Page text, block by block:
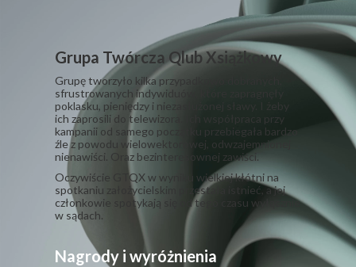
Grupa Twórcza Qlub Xsiążkowy
Grupę tworzyło kilka przypadkowo dobranych,
sfrustrowanych indywiduów, które zapragnęły
poklasku, pieniędzy i niezasłużonej sławy. I żeby
ich zaprosili do telewizora. Ich współpraca przy
kampanii od samego początku przebiegała bardzo
źle z powodu wielowektorowej, odwzajemnionej
nienawiści. Oraz bezinteresownej zawiści.
​Oczywiście GTQX w wyniku wielkiej kłótni na
spotkaniu założycielskim przestała istnieć, a jej
członkowie spotykają się od tego czasu wyłącznie
w sądach.
Nagrody i wyróżnienia